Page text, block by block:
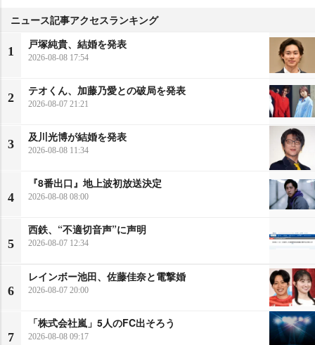
ニュース記事アクセスランキング
1
戸塚純貴、結婚を発表
2026-08-08 17:54
2
テオくん、加藤乃愛との破局を発表
2026-08-07 21:21
3
及川光博が結婚を発表
2026-08-08 11:34
4
『8番出口』地上波初放送決定
2026-08-08 08:00
5
西鉄、“不適切音声”に声明
2026-08-07 12:34
6
レインボー池田、佐藤佳奈と電撃婚
2026-08-07 20:00
7
「株式会社嵐」5人のFC出そろう
2026-08-08 09:17